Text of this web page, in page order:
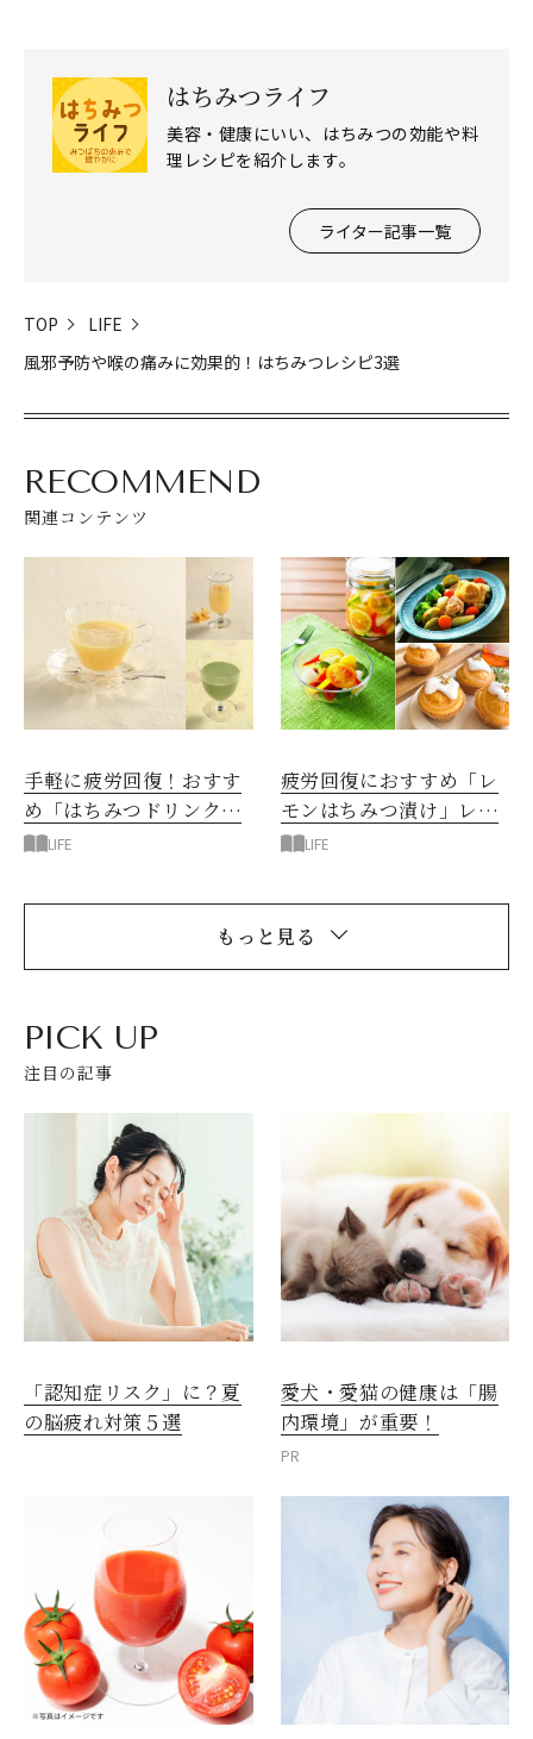
はちみつライフ
美容・健康にいい、はちみつの効能や料
理レシピを紹介します。
ライター記事一覧
TOP
LIFE
風邪予防や喉の痛みに効果的！はちみつレシピ3選
RECOMMEND
関連コンテンツ
手軽に疲労回復！おすす
め「はちみつドリンク」
レシピ
LIFE
疲労回復におすすめ「レ
モンはちみつ漬け」レシ
ピLIFE
もっと見る
PICK UP
注目の記事
「認知症リスク」に？夏
の脳疲れ対策５選
愛犬・愛猫の健康は「腸
内環境」が重要！
PR